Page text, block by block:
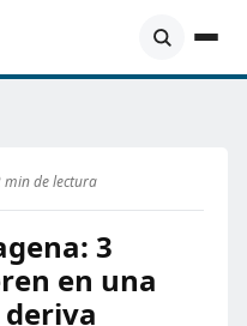
min de lectura
3
en una